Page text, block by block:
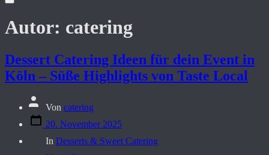
Menü
Autor: catering
Dessert Catering Ideen für dein Event in
Köln – Süße Highlights von Taste Local
Beitragsautor
Von catering
Veröffentlichungsdatum
20. November 2025
In Desserts & Sweet Catering